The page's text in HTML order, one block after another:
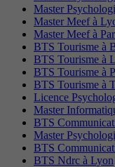
Master
Master Meef à
Master Meef à
BTS Tourisme à
BTS Tourisme à
BTS Tourisme à
BTS Tourisme à
Licence
Master
BTS
Master
BTS
BTS Ndrc à Lyon